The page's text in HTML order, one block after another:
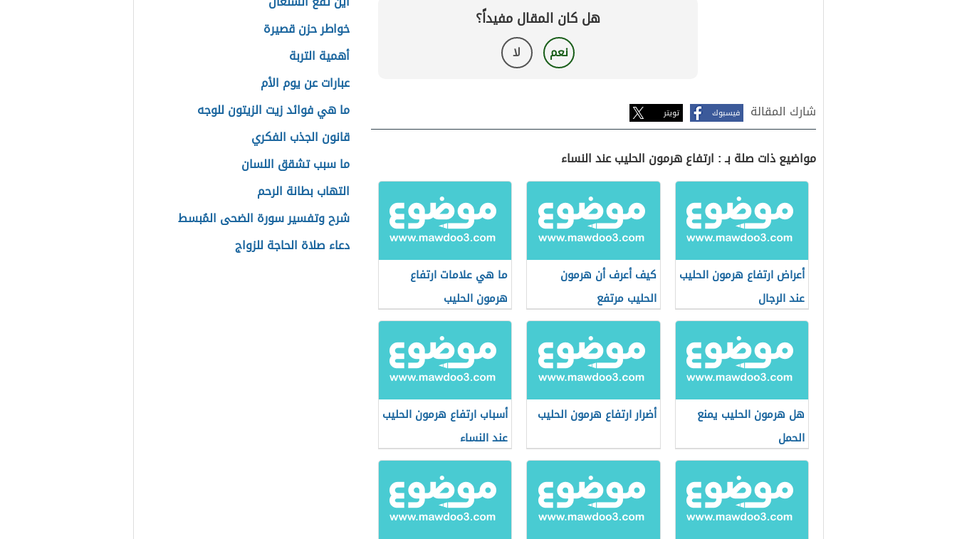
هل كان المقال مفيداً؟
نعم لا
شارك المقالة فيسبوك تويتر
مواضيع ذات صلة بـ : ارتفاع هرمون الحليب عند النساء
أعراض ارتفاع هرمون الحليب
عند الرجال
كيف أعرف أن هرمون
الحليب مرتفع
ما هي علامات ارتفاع
هرمون الحليب
هل هرمون الحليب يمنع
الحمل
أضرار ارتفاع هرمون الحليب
أسباب ارتفاع هرمون الحليب
عند النساء
خواطر حزن قصيرة
أهمية التربة
عبارات عن يوم الأم
ما هي فوائد زيت الزيتون للوجه
قانون الجذب الفكري
ما سبب تشقق اللسان
التهاب بطانة الرحم
شرح وتفسير سورة الضحى المُبسط
دعاء صلاة الحاجة للزواج